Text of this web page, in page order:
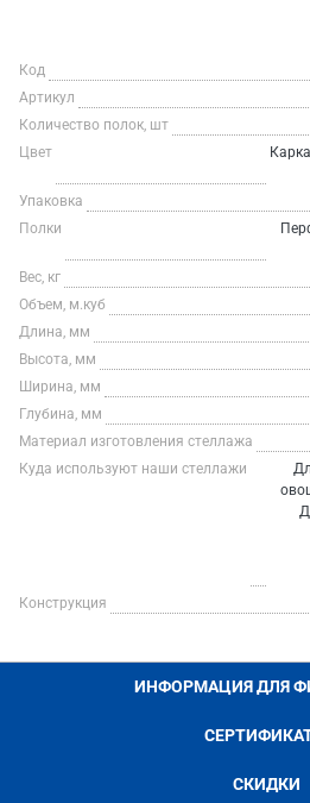
Код
Артикул
Количество полок, шт
Цвет
Упаковка
Полки
Вес, кг
Объем, м.куб
Длина, мм
Высота, мм
Ширина, мм
Глубина, мм
Материал изготовления стеллажа
Куда используют наши стеллажи
Конструкция
ИНФОРМАЦИЯ ДЛЯ
СКИДКИ